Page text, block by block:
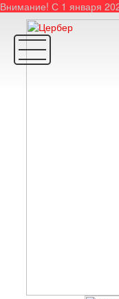
Внимание! С 1 января